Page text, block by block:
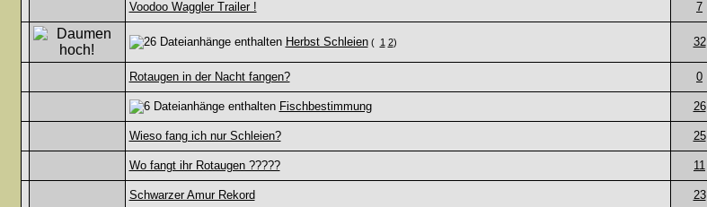
Voodoo Waggler Trailer ! 7
Herbst Schleien( 1 2) 32
Rotaugen in der Nacht fangen? 0
Fischbestimmung 26
Wieso fang ich nur Schleien? 25
Wo fangt ihr Rotaugen ????? 11
Schwarzer Amur Rekord 23